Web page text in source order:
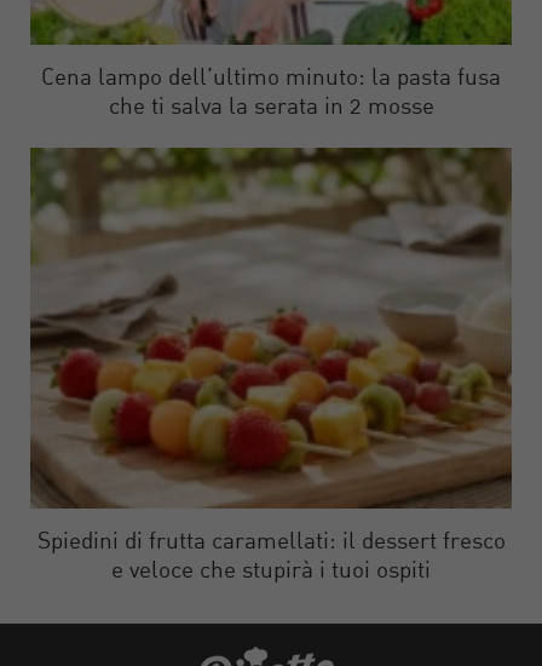
Cena lampo dell’ultimo minuto: la pasta fusa
che ti salva la serata in 2 mosse
Spiedini di frutta caramellati: il dessert fresco
e veloce che stupirà i tuoi ospiti